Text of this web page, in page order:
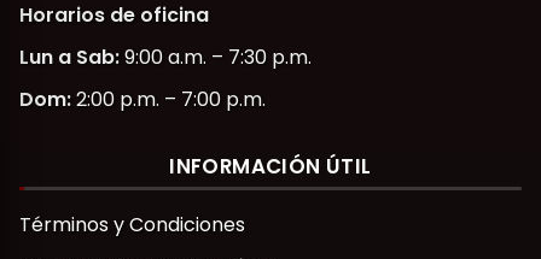
Horarios de oficina
Lun a Sab:9:00 a.m. – 7:30 p.m.
Dom:2:00 p.m. – 7:00 p.m.
INFORMACIÓN ÚTIL
Términos y Condiciones